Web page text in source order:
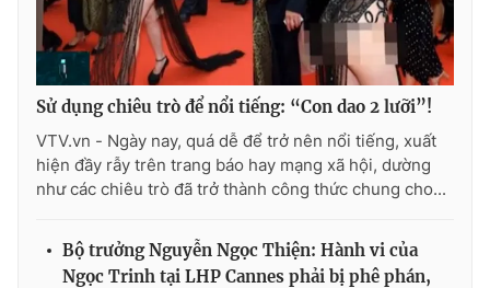
Ðiện thoại Thời báo VTV:024.66 897 897
Email:toasoan@vtv.vn
Liên hệ quảng cáo:024-7300.7108
Sử dụng chiêu trò để nổi tiếng: “Con dao 2 lưỡi”!
VTV.vn - Ngày nay, quá dễ để trở nên nổi tiếng, xuất
hiện đầy rẫy trên trang báo hay mạng xã hội, dường
như các chiêu trò đã trở thành công thức chung cho...
Bộ trưởng Nguyễn Ngọc Thiện: Hành vi của
Ngọc Trinh tại LHP Cannes phải bị phê phán,